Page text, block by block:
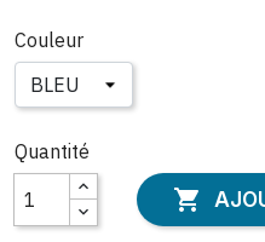
Couleur
Quantité
